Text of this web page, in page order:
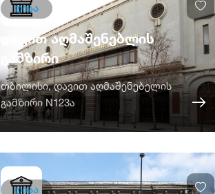
ღიაა
დავით აღმაშენებლის
გამზირი
თბილისი, დავით აღმაშენებელის
გამზირი N123ა
ღიაა